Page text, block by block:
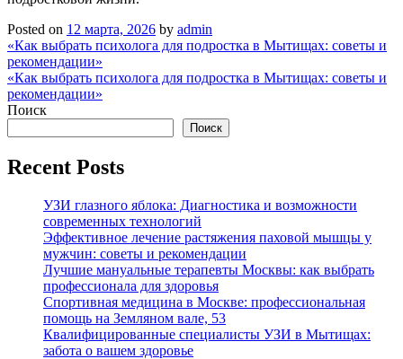
Posted on 12 марта, 2026 by admin
Навигация
по
записям
«Как выбрать психолога для подростка в Мытищах: советы и
рекомендации»
«Как выбрать психолога для подростка в Мытищах: советы и
рекомендации»
Поиск
Поиск
Recent Posts
УЗИ глазного яблока: Диагностика и возможности
современных технологий
Эффективное лечение растяжения паховой мышцы у
мужчин: советы и рекомендации
Лучшие мануальные терапевты Москвы: как выбрать
профессионала для здоровья
Спортивная медицина в Москве: профессиональная
помощь на Земляном вале, 53
Квалифицированные специалисты УЗИ в Мытищах:
забота о вашем здоровье